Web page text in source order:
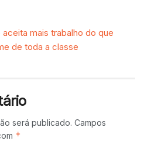
mais trabalho do que
de toda a classe
será publicado. Campos
*